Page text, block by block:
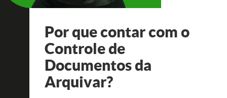
Por que contar com o
Controle de
Documentos da
Arquivar?